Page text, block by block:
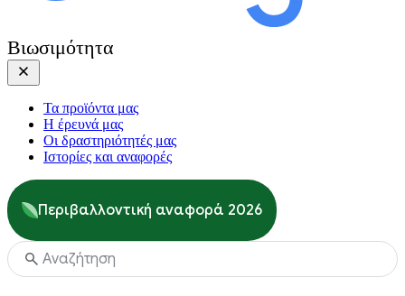
Βιωσιμότητα
Τα προϊόντα μας
Η έρευνά μας
Οι δραστηριότητές μας
Ιστορίες και αναφορές
Περιβαλλοντική αναφορά 2026